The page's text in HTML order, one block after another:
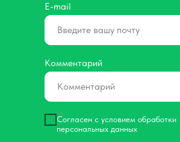
E-mail
Комментарий
Согласен с условием обработки
персональных данных